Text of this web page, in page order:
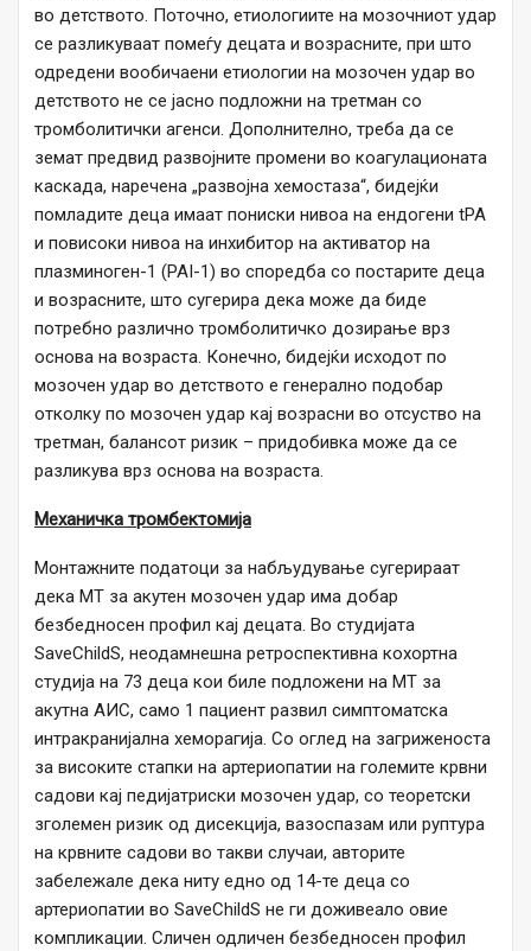
во детството. Поточно, етиологиите на мозочниот удар
се разликуваат помеѓу децата и возрасните, при што
одредени вообичаени етиологии на мозочен удар во
детството не се јасно подложни на третман со
тромболитички агенси. Дополнително, треба да се
земат предвид развојните промени во коагулационата
каскада, наречена „развојна хемостаза“, бидејќи
помладите деца имаат пониски нивоа на ендогени tPA
и повисоки нивоа на инхибитор на активатор на
плазминоген-1 (PAI-1) во споредба со постарите деца
и возрасните, што сугерира дека може да биде
потребно различно тромболитичко дозирање врз
основа на возраста. Конечно, бидејќи исходот по
мозочен удар во детството е генерално подобар
отколку по мозочен удар кај возрасни во отсуство на
третман, балансот ризик – придобивка може да се
разликува врз основа на возраста.
Механичка тромбектомија
Монтажните податоци за набљудување сугерираат
дека МТ за акутен мозочен удар има добар
безбедносен профил кај децата. Во студијата
SaveChildS, неодамнешна ретроспективна кохортна
студија на 73 деца кои биле подложени на МТ за
акутна АИС, само 1 пациент развил симптоматска
интракранијална хеморагија. Со оглед на загриженоста
за високите стапки на артериопатии на големите крвни
садови кај педијатриски мозочен удар, со теоретски
зголемен ризик од дисекција, вазоспазам или руптура
на крвните садови во такви случаи, авторите
забележале дека ниту едно од 14-те деца со
артериопатии во SaveChildS не ги доживеало овие
компликации. Сличен одличен безбедносен профил